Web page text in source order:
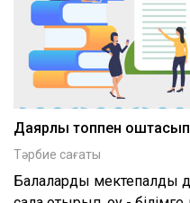
Даярлық топпен
Тәрбие сағаты
Балаларды мектепалды